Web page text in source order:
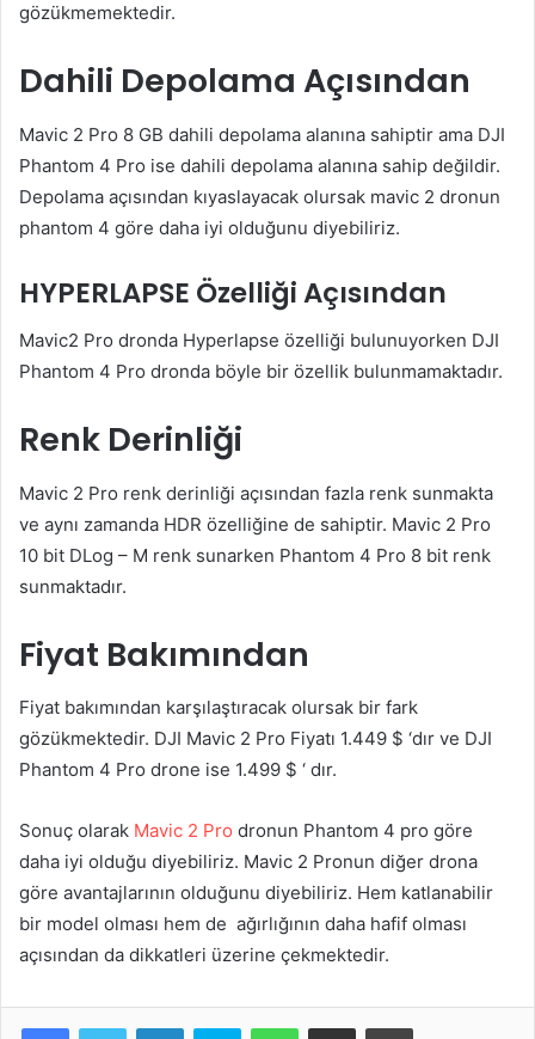
gözükmemektedir.
Dahili Depolama Açısından
Mavic 2 Pro 8 GB dahili depolama alanına sahiptir ama DJI
Phantom 4 Pro ise dahili depolama alanına sahip değildir.
Depolama açısından kıyaslayacak olursak mavic 2 dronun
phantom 4 göre daha iyi olduğunu diyebiliriz.
HYPERLAPSE Özelliği Açısından
Mavic2 Pro dronda Hyperlapse özelliği bulunuyorken DJI
Phantom 4 Pro dronda böyle bir özellik bulunmamaktadır.
Renk Derinliği
Mavic 2 Pro renk derinliği açısından fazla renk sunmakta
ve aynı zamanda HDR özelliğine de sahiptir. Mavic 2 Pro
10 bit DLog – M renk sunarken Phantom 4 Pro 8 bit renk
sunmaktadır.
Fiyat Bakımından
Fiyat bakımından karşılaştıracak olursak bir fark
gözükmektedir. DJI Mavic 2 Pro Fiyatı 1.449 $ ‘dır ve DJI
Phantom 4 Pro drone ise 1.499 $ ‘ dır.
Sonuç olarak Mavic 2 Pro dronun Phantom 4 pro göre
daha iyi olduğu diyebiliriz. Mavic 2 Pronun diğer drona
göre avantajlarının olduğunu diyebiliriz. Hem katlanabilir
bir model olması hem de ağırlığının daha hafif olması
açısından da dikkatleri üzerine çekmektedir.
LinkedInSkype WhatsAppE-Posta ile paylaş Yazdır